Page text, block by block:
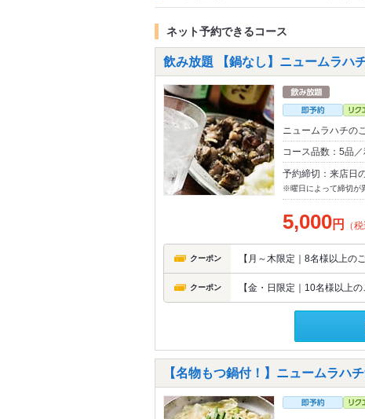
ネット予約できるコース
飲み放題 【鍋なし】ニュームラハ
ニュームラハチの
コース品数：5品
予約締切：来店日
※曜日によって締切が
5,000円 （
クーポン 【月～木限定｜8名様以上の
クーポン 【金・日限定｜10名様以上
【名物もつ鍋付！】ニュームラハ